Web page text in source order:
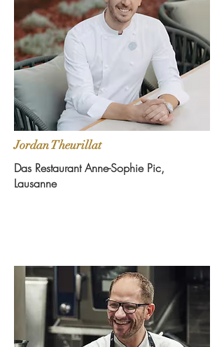
Jordan Theurillat
Das Restaurant Anne-Sophie Pic,
Lausanne